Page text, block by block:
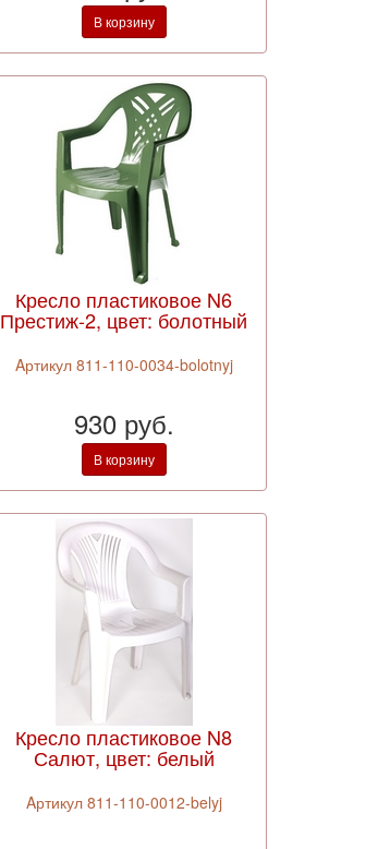
В корзину
Кресло пластиковое N6
Престиж-2, цвет: болотный
Aртикул 811-110-0034-bolotnyj
930 руб.
В корзину
Кресло пластиковое N8
Салют, цвет: белый
Aртикул 811-110-0012-belyj